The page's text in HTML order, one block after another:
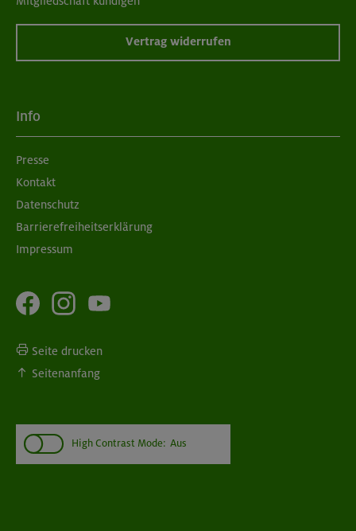
Vertrag widerrufen
Info
Presse
Kontakt
Datenschutz
Barrierefreiheitserklärung
Impressum
Seite drucken
Seitenanfang
High Contrast Mode: Aus